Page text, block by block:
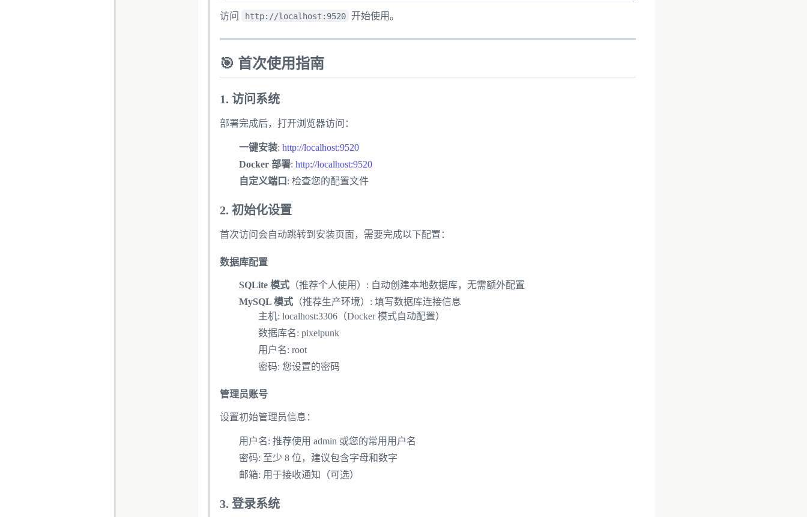
访问 http://localhost:9520 开始使用。
🎯 首次使用指南
1. 访问系统
部署完成后，打开浏览器访问：
一键安装:http://localhost:9520
Docker 部署:http://localhost:9520
自定义端口 : 检查您的配置文件
2. 初始化设置
首次访问会自动跳转到安装页面，需要完成以下配置：
数据库配置
SQLite 模式 （推荐个人使用）: 自动创建本地数据库，无需额外配置
MySQL 模式 （推荐生产环境）: 填写数据库连接信息
主机: localhost:3306（Docker 模式自动配置）
数据库名: pixelpunk
用户名: root
密码: 您设置的密码
管理员账号
设置初始管理员信息：
用户名: 推荐使用 admin 或您的常用用户名
密码: 至少 8 位，建议包含字母和数字
邮箱: 用于接收通知（可选）
3. 登录系统